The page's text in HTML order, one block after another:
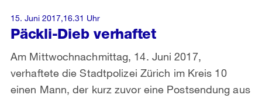
Päckli-Dieb verhaftet
Am Mittwochnachmittag, 14. Juni 2017,
verhaftete die Stadtpolizei Zürich im Kreis 10
einen Mann, der kurz zuvor eine Postsendung aus
15. Juni 2017,16.31 Uhr